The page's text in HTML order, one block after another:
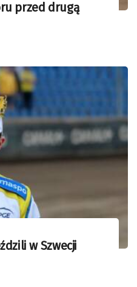
przed drugą
w Szwecji